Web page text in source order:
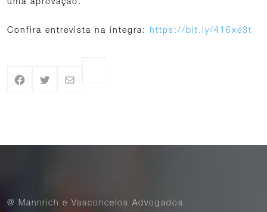
Confira entrevista na íntegra: https://bit.ly/416xe3t
@ Mannrich e Vasconcelos Advogados